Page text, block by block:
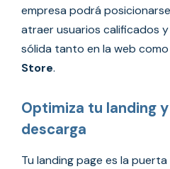
empresa podrá
atraer usuarios calificados
sólida tanto en la web como
Store.
Optimiza tu landing
descarga
Tu landing page es la